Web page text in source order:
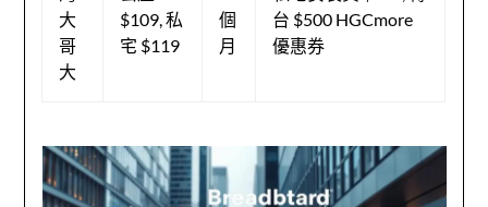
大
哥
大
$109, 私
宅 $119
個
月
台 $500 HGCmore
優惠券